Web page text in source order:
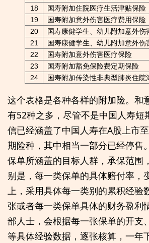
18
国寿附加住院医疗生活津贴保险
19
国寿附加意外伤害医疗费用保险
20
国寿康健学生、幼儿附加意外伤
21
国寿康健学生、幼儿附加意外伤
22
国寿附加意外伤害医疗保险
23
国寿附加豁免保险费定期保险
24
国寿附加传染性非典型肺炎住院
这个表格是各种各样的附加险。和
有52种之多，尽管不是中国人寿短
信已经涵盖了中国人寿在A股上市
期险种，其中相当一部分已经停售
保单所涵盖的目标人群，承保范围
别是，每一类保单的具体赔付率，
上，采用具体每一类别的累积经验
张或者每一类保单具体的财务盈利
部人士，会根据每一张保单的开支
等具体经验数据，逐张核算，一年